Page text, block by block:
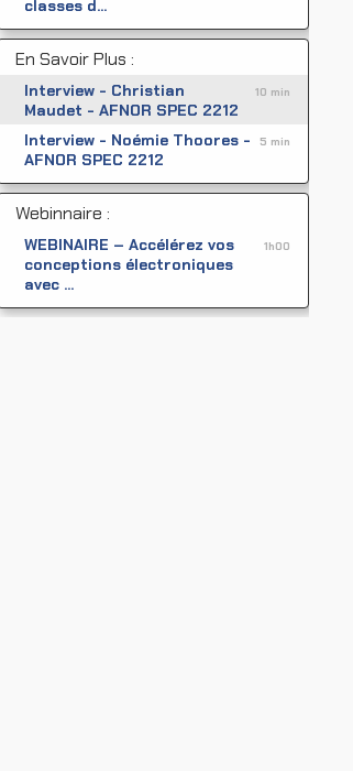
classes d...
En Savoir Plus :
Interview - Christian
Maudet - AFNOR SPEC 2212
10 min
Interview - Noémie Thoores -
AFNOR SPEC 2212
5 min
Webinnaire :
WEBINAIRE – Accélérez vos
conceptions électroniques
avec ...
1h00